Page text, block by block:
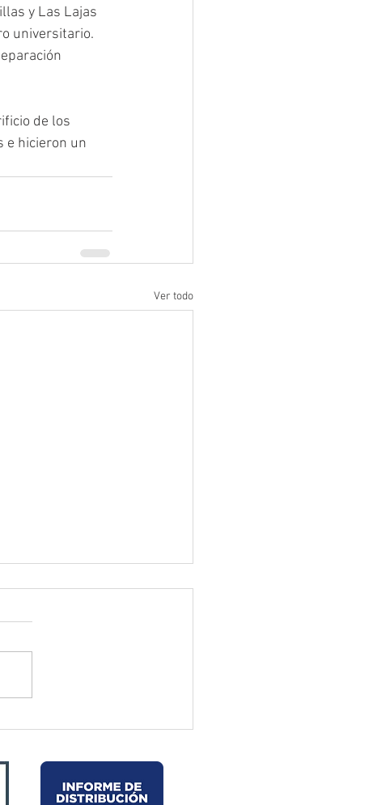
y Las Lajas
universitario.
de los
e hicieron un
Ver todo